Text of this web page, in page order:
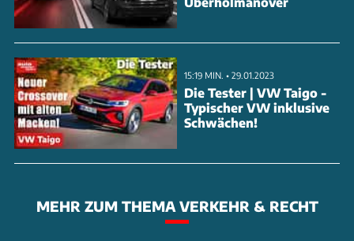
Das KBA hat die Aktion unter der Nummer 013804
registriert, Ford-intern läuft sie unter de
15:19 MIN. • 29.01.2023
Die Tester | VW Taigo -
Typischer VW inklusive
Schwächen!
MEHR ZUM THEMA VERKEHR & RECHT